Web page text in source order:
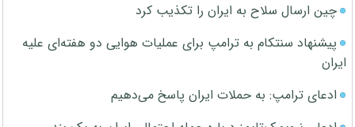
چین ارسال سلاح به ایران را تکذیب کرد
پیشنهاد سنتکام به ترامپ برای عملیات هوایی دو هفته‌ای علیه
ایران
ادعای ترامپ: به حملات ایران پاسخ می‌دهیم